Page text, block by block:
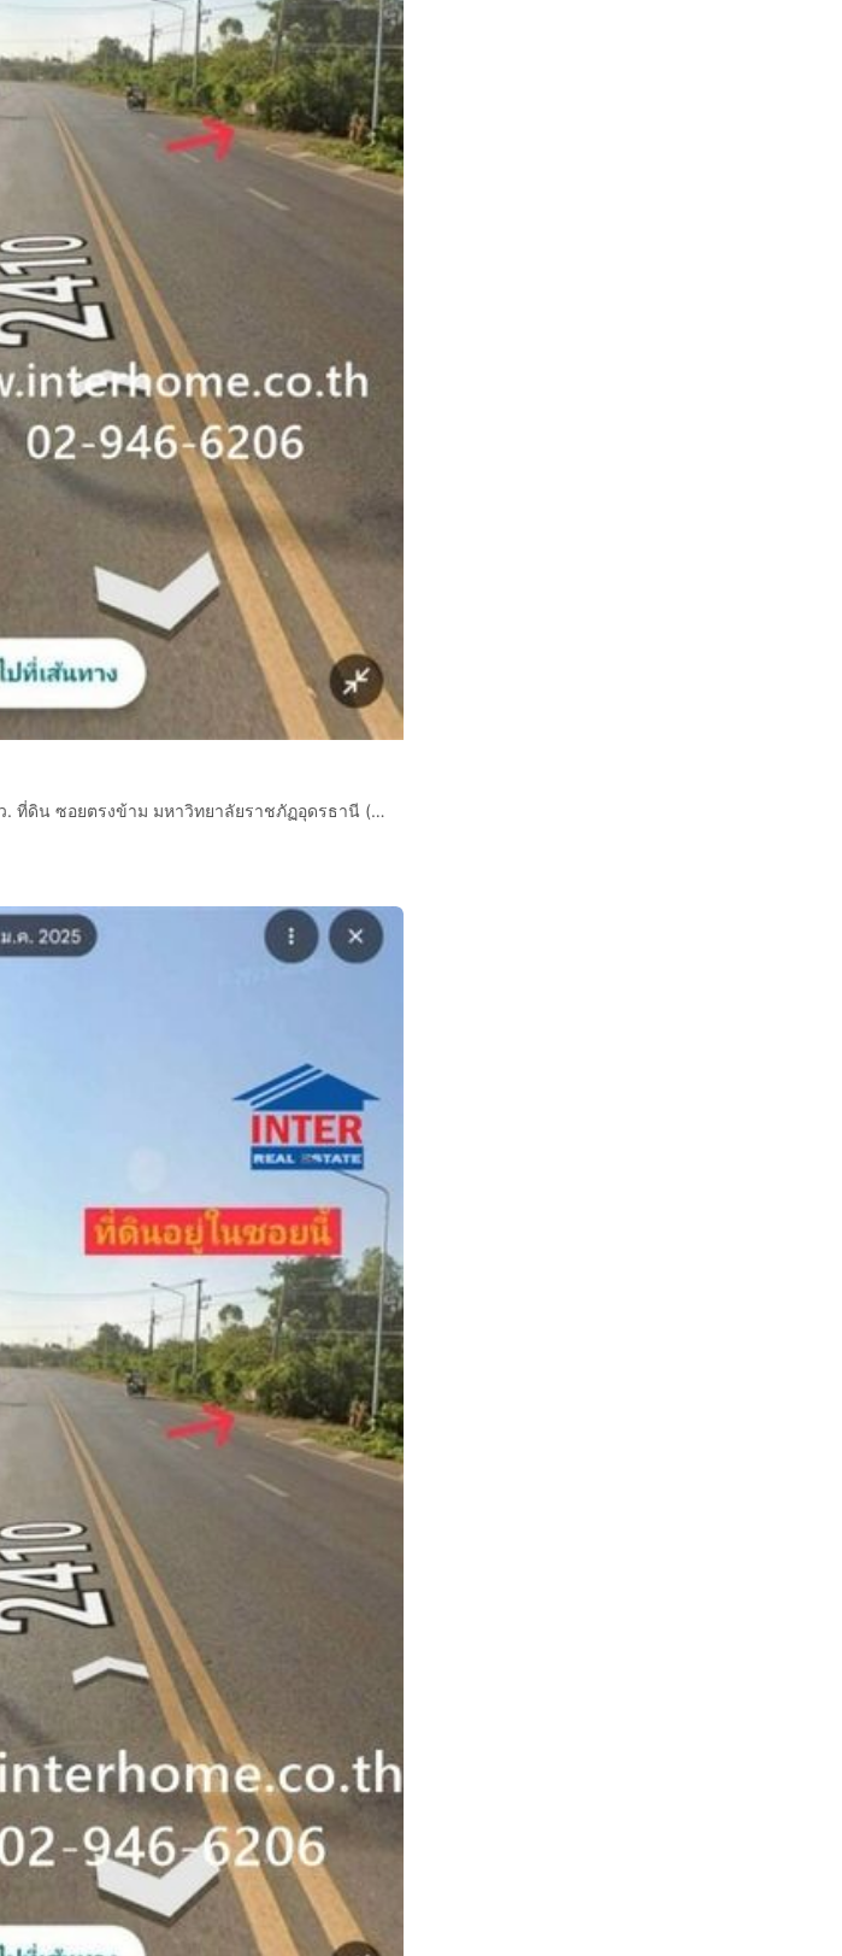
ที่ดินเปล่า 100 ตร.ว. ที่ดิน ซอยตรงข้าม มหาวิทยาลัยราชภัฏอุดรธานี (ศูนย์สามพร้าว) ถนนทางหลวงหมายเลข2410 เมืองอุดรธานี อุดรธานี